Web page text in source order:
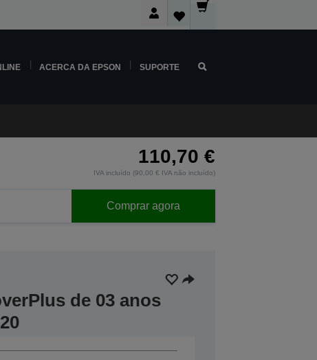
ACERCA DA EPSON SUPORTE
110,70 €
IVA incluído (90,00 € IVA não incluído)
Comprar agora
de 03 anos